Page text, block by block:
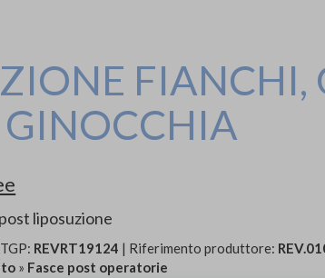
FIANCHI,
GINOCCHIA
liposuzione
REVRT19124 | Riferimento produttore:
» Fasce post operatorie